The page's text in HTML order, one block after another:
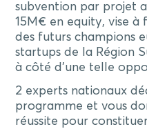
subvention par projet
15M€ en equity, vise à
des futurs champions
startups de la Région
à côté d’une telle
2 experts nationaux
programme et vous
réussite pour